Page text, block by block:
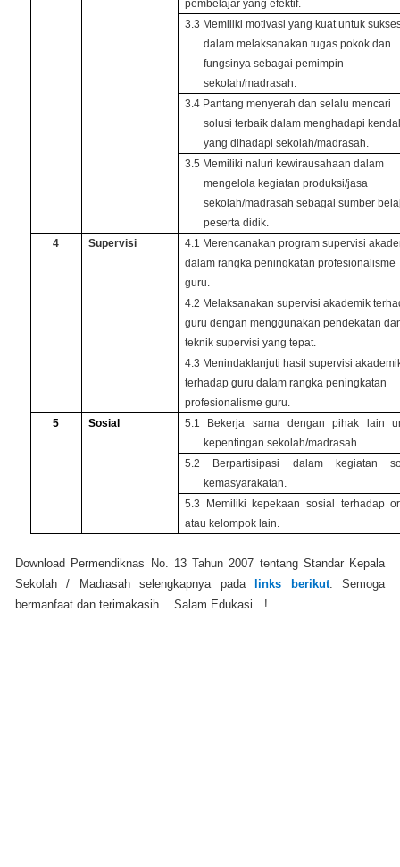
pembelajar yang efektif.
3.3 Memiliki motivasi yang kuat untuk
dalam melaksanakan tugas pokok dan
fungsinya sebagai pemimpin
sekolah/madrasah.
3.4 Pantang menyerah dan selalu mencari
solusi terbaik dalam menghadapi
yang dihadapi sekolah/madrasah.
3.5 Memiliki naluri kewirausahaan dalam
mengelola kegiatan produksi/jasa
sekolah/madrasah sebagai sumber
peserta didik.
4
Supervisi
4.1 Merencanakan program supervisi
dalam rangka peningkatan profesionalisme
guru.
4.2 Melaksanakan supervisi akademik
guru dengan menggunakan pendekatan
teknik supervisi yang tepat.
4.3 Menindaklanjuti hasil supervisi
terhadap guru dalam rangka peningkatan
profesionalisme guru.
5
Sosial
5.1 Bekerja sama dengan pihak lain
kepentingan sekolah/madrasah
5.2 Berpartisipasi dalam kegiatan
kemasyarakatan.
5.3 Memiliki kepekaan sosial terhadap
atau kelompok lain.
Download Permendiknas No. 13 Tahun 2007 tentang Standar Kepala
Sekolah / Madrasah selengkapnya padalinks berikut. Semoga
bermanfaat dan terimakasih… Salam Edukasi…!